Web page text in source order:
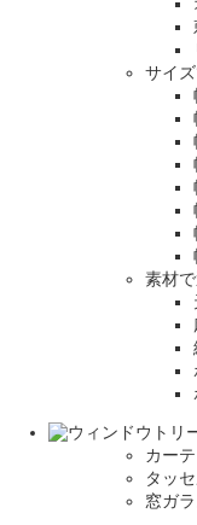
サイ
素材
カー
タッ
窓ガ